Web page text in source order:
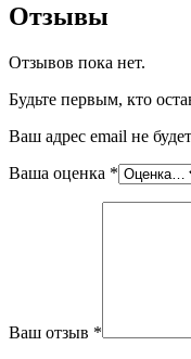
Отзывы
Отзывов пока нет.
Будьте первым, кто
Ваш адрес email не
Ваша оценка *
Ваш отзыв *